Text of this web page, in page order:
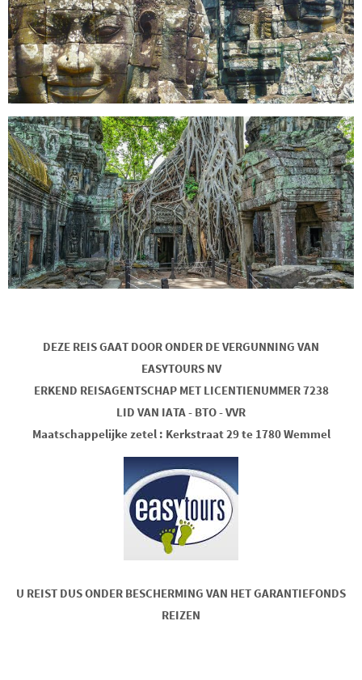
DEZE REIS GAAT DOOR ONDER DE VERGUNNING VAN
EASYTOURS NV
ERKEND REISAGENTSCHAP MET LICENTIENUMMER 7238
LID VAN IATA - BTO - VVR
Maatschappelijke zetel : Kerkstraat 29 te 1780 Wemmel
U REIST DUS ONDER BESCHERMING VAN HET GARANTIEFONDS
REIZEN